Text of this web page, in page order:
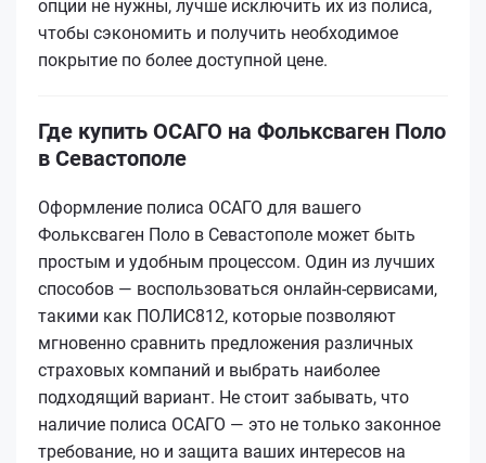
опции не нужны, лучше исключить их из полиса,
чтобы сэкономить и получить необходимое
покрытие по более доступной цене.
Где купить ОСАГО на Фольксваген Поло
в Севастополе
Оформление полиса ОСАГО для вашего
Фольксваген Поло в Севастополе может быть
простым и удобным процессом. Один из лучших
способов — воспользоваться онлайн-сервисами,
такими как ПОЛИС812, которые позволяют
мгновенно сравнить предложения различных
страховых компаний и выбрать наиболее
подходящий вариант. Не стоит забывать, что
наличие полиса ОСАГО — это не только законное
требование, но и защита ваших интересов на